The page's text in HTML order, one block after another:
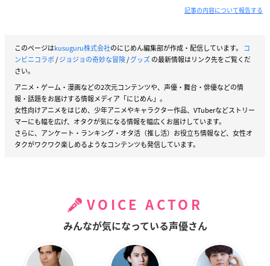
記事の内容について報告する
このページはkusuguru株式会社のにじめん編集部が作成・配信しています。 コ
ンビニコラボ/ジョジョの奇妙な冒険/グッズの最新情報はリンク先をご覧くだ
さい。
アニメ・ゲーム・漫画などの2次元コンテンツや、声優・舞台・俳優などの情
報・話題をお届けする情報メディア「にじめん」。
女性向けアニメをはじめ、少年アニメやキャラクター作品、VTuberなどストリー
マーにも幅を広げ、オタクが気になる情報を幅広くお届けしています。
さらに、アンケート・ランキング・オタ活（推し活）お役立ち情報など、女性オ
タクがワクワク楽しめるようなコンテンツも発信しています。
VOICE ACTOR
みんなが気になっている声優さん